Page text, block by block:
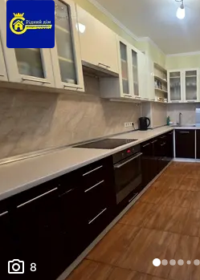
передпокої, облаштована вбудована
крісла, а т...
8